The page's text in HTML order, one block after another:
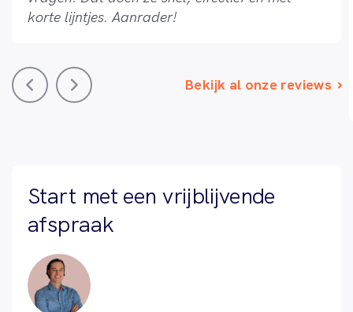
korte lijntjes. Aanrader!
Bekijk al onze reviews
Start met een vrijblijvende
afspraak